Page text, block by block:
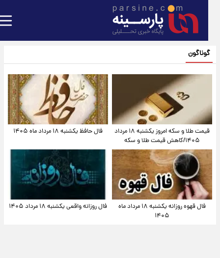
گوناگون
قیمت طلا و سکه امروز یکشنبه ۱۸ مرداد
۱۴۰۵/کاهش قیمت طلا و سکه
فال حافظ یکشنبه ۱۸ مرداد ماه ۱۴۰۵
فال قهوه روزانه یکشنبه ۱۸ مرداد ماه
۱۴۰۵
فال روزانه واقعی یکشنبه ۱۸ مرداد ۱۴۰۵